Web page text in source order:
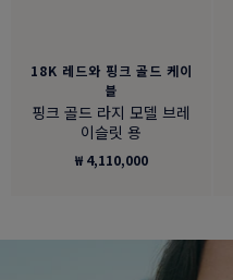
18K 레드와 핑크 골드 케이
블
핑크 골드 라지 모델 브레
이슬릿 용
₩ 4,110,000